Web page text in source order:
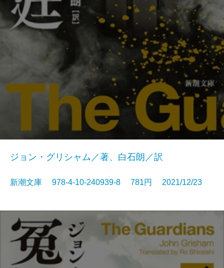
ジョン・グリシャム／著、白石朗／訳
新潮文庫 978-4-10-240939-8 781円 2021/12/23